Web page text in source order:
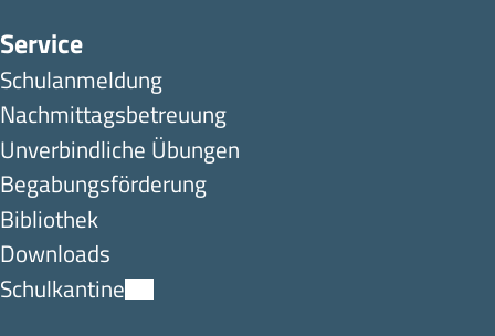
Service
Schulanmeldung
Nachmittagsbetreuung
Unverbindliche Übungen
Begabungsförderung
Bibliothek
Downloads
Schulkantine